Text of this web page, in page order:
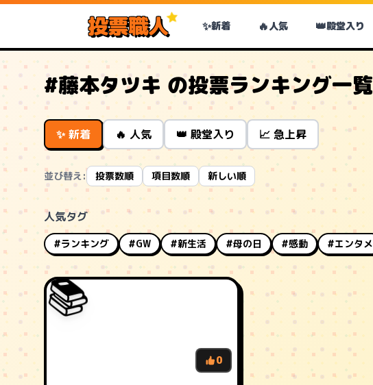
投票職人 ✨新着 🔥人気 👑殿堂入り
#藤本タツキ の投票ランキング一覧
✨ 新着 🔥 人気 👑 殿堂入り 📈 急上昇
並び替え: 投票数順 項目数順 新しい順
人気タグ
#ランキング #GW #新生活 #母の日 #感動 #エンタメ
📚
0